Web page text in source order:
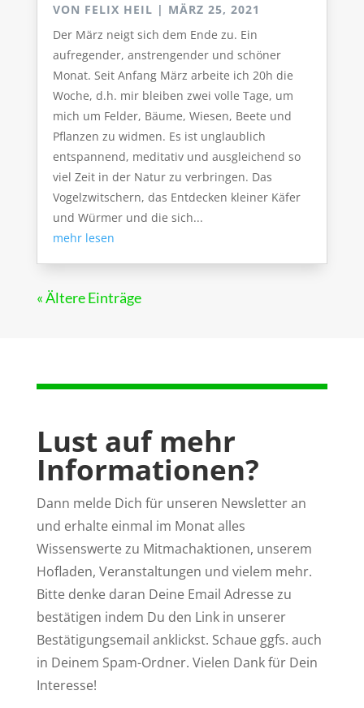
VON FELIX HEIL | MÄRZ 25, 2021
Der März neigt sich dem Ende zu. Ein
aufregender, anstrengender und schöner
Monat. Seit Anfang März arbeite ich 20h die
Woche, d.h. mir bleiben zwei volle Tage, um
mich um Felder, Bäume, Wiesen, Beete und
Pflanzen zu widmen. Es ist unglaublich
entspannend, meditativ und ausgleichend so
viel Zeit in der Natur zu verbringen. Das
Vogelzwitschern, das Entdecken kleiner Käfer
und Würmer und die sich...
mehr lesen
« Ältere Einträge
Lust auf mehr
Informationen?
Dann melde Dich für unseren Newsletter an
und erhalte einmal im Monat alles
Wissenswerte zu Mitmachaktionen, unserem
Hofladen, Veranstaltungen und vielem mehr.
Bitte denke daran Deine Email Adresse zu
bestätigen indem Du den Link in unserer
Bestätigungsemail anklickst. Schaue ggfs. auch
in Deinem Spam-Ordner. Vielen Dank für Dein
Interesse!